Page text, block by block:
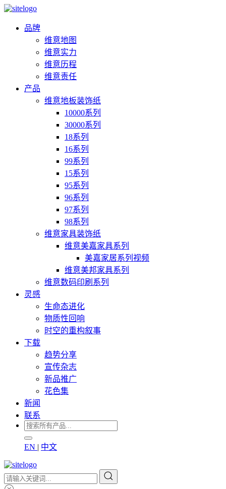
品牌
维意地图
维意实力
维意历程
维意责任
产品
维意地板装饰纸
10000系列
30000系列
18系列
16系列
99系列
15系列
95系列
96系列
97系列
98系列
维意家具装饰纸
维意美嘉家具系列
美嘉家居系列视频
维意美邦家具系列
维意数码印刷系列
灵感
生命态进化
物质性回响
时空的重构叙事
下载
趋势分享
宣传杂志
新品推广
花色集
新闻
联系
EN | 中文